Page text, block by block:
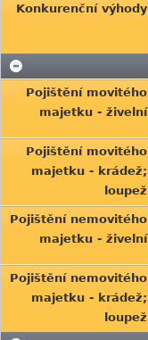
Konkurenční výhody
Pojištění movitého
majetku - živelní
Pojištění movitého
majetku - krádež;
loupež
Pojištění nemovitého
majetku - živelní
Pojištění nemovitého
majetku - krádež;
loupež